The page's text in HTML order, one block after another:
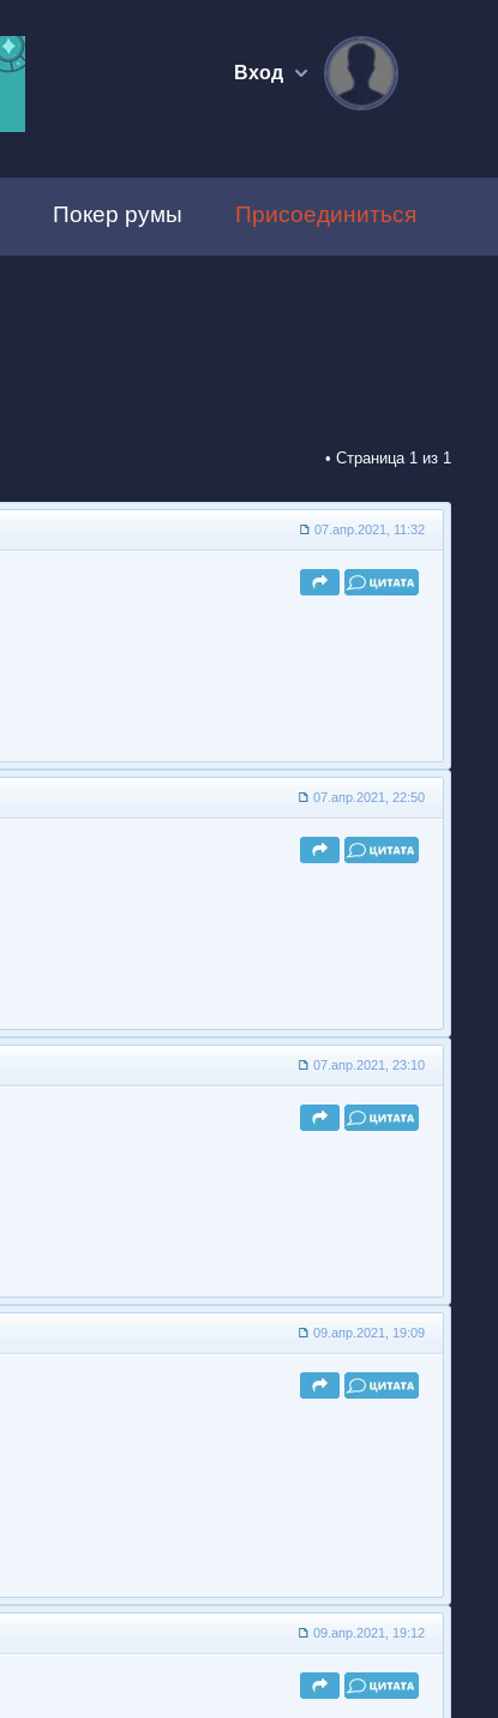
Вход
Покер румы Присоединиться
• Страница 1 из 1
07.апр.2021, 11:32
07.апр.2021, 22:50
07.апр.2021, 23:10
09.апр.2021, 19:09
09.апр.2021, 19:12